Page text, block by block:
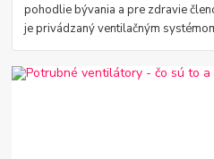
pohodlie bývania a pre zdravie
je privádzaný ventilačným